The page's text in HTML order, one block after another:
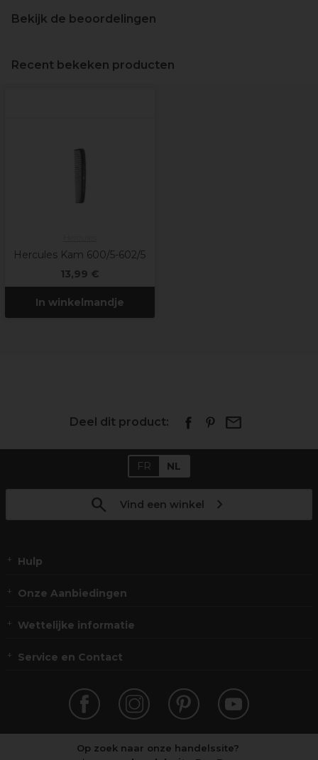
Bekijk de beoordelingen
Recent bekeken producten
Hercules Kam 600/5-602/5
13,99 €
In winkelmandje
Deel dit product:
FR NL
Vind een winkel
Hulp
Onze Aanbiedingen
Wettelijke informatie
Service en Contact
Op zoek naar onze handelssite?